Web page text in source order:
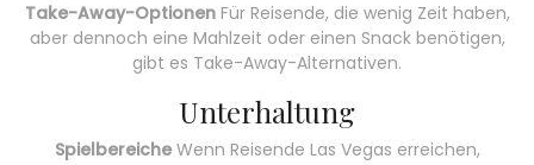
Take-Away-OptionenFür Reisende, die wenig Zeit haben,
aber dennoch eine Mahlzeit oder einen Snack benötigen,
gibt es Take-Away-Alternativen.
Unterhaltung
SpielbereicheWenn Reisende Las Vegas erreichen,